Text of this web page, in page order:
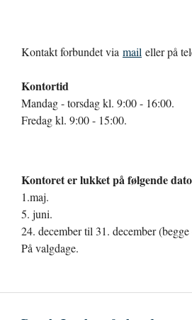
Kontakt forbundet via mail eller på
Kontortid
Mandag - torsdag kl. 9:00 - 16:00.
Fredag kl. 9:00 - 15:00.
Kontoret er lukket på følgende
1.maj.
5. juni.
24. december til 31. december
På valgdage.